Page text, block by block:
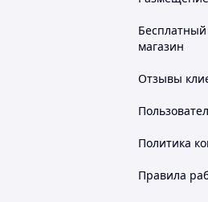
Бесплатный
магазин
Отзывы
Политика
Правила